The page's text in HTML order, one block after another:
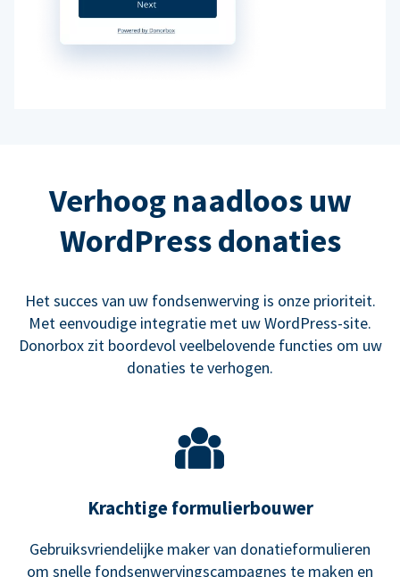
Verhoog naadloos uw
WordPress donaties
Het succes van uw fondsenwerving is onze prioriteit.
Met eenvoudige integratie met uw WordPress-site.
Donorbox zit boordevol veelbelovende functies om uw
donaties te verhogen.
Krachtige formulierbouwer
Gebruiksvriendelijke maker van donatieformulieren
om snelle fondsenwervingscampagnes te maken en